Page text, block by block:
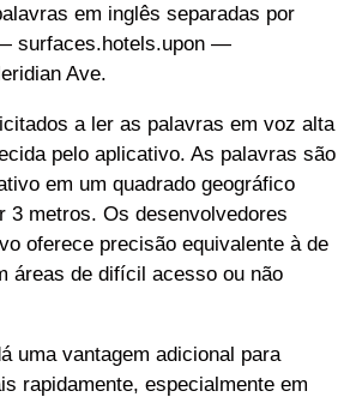
em inglês separadas por
surfaces.hotels.upon —
Ave.
a ler as palavras em voz alta
pelo aplicativo. As palavras são
em um quadrado geográfico
3 metros. Os desenvolvedores
oferece precisão equivalente à de
áreas de difícil acesso ou não
uma vantagem adicional para
rapidamente, especialmente em